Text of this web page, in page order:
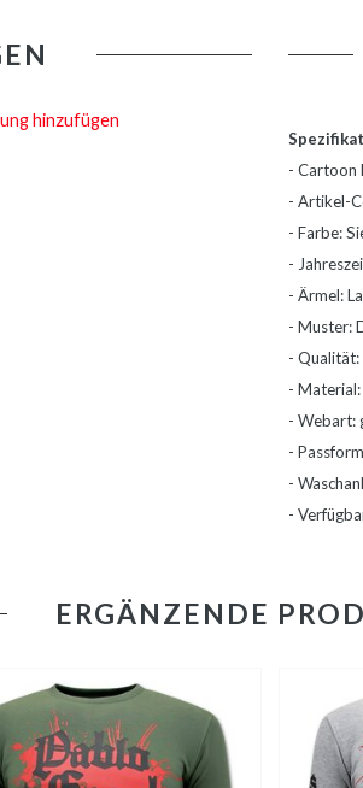
hinzufügen
- Cartoon
- Artikel-
- Farbe:
-
- Ärmel:
- Muster:
- Qualität:
-
- Webart:
-
-
-
ERGÄNZENDE